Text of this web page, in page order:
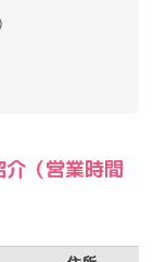
（営業時間